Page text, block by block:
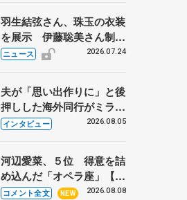
羽生結弦さん、珠玉の衣装
を展示 伊藤聡美さん制作
の一点もの、矢口亨さんが
ニュース 2026.07.24
夫が「思い出作りに」と後
押しした海外同行がミラノ
まで… 繁華街のリンクで
に 小林芳子さんが振り返
るスケート人生
インタビュー 2026.08.05
河辺愛菜、５位 得意を詰
め込んだ「オペラ座」【み
なとアクルス杯フリー】
コメント全文 NEW 2026.08.08